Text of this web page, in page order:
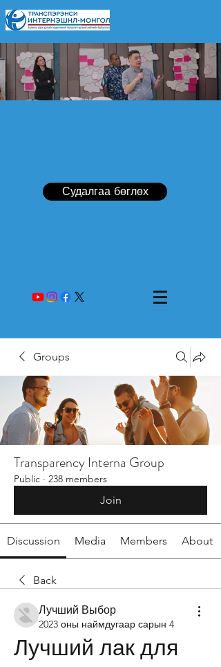
Судалгаа бөглөх
Groups
Transparency Interna Group
Public · 238 members
Join
Discussion Media Members About
Back
Лучший Выбор
2023 оны наймдугаар сарын 4
Лучший лак для